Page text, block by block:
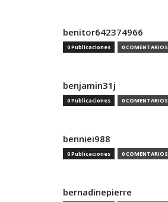
benitor642374966
0 Publicaciones 0 COMENTARIOS
benjamin31j
0 Publicaciones 0 COMENTARIOS
benniei988
0 Publicaciones 0 COMENTARIOS
bernadinepierre